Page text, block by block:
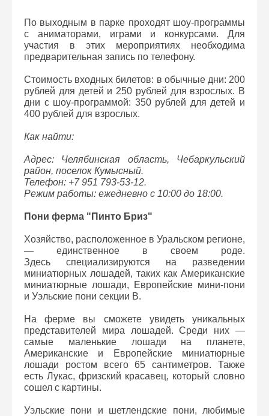
По выходным в парке проходят шоу-программы
с аниматорами, играми и конкурсами. Для
участия в этих мероприятиях необходима
предварительная запись по телефону.
Стоимость входных билетов: в обычные дни: 200
рублей для детей и 250 рублей для взрослых. В
дни с шоу-программой: 350 рублей для детей и
400 рублей для взрослых.
Как найти:
Адрес: Челябинская область, Чебаркульский
район, поселок Кумысный.
Телефон: +7 951 793-53-12.
Режим работы: ежедневно с 10:00 до 18:00.
Пони ферма "Пинто Бриз"
Хозяйство, расположенное в Уральском регионе,
— единственное в своем роде.
Здесь специализируются на разведении
миниатюрных лошадей, таких как Американские
миниатюрные лошади, Европейские мини-пони
и Уэльские пони секции В.
На ферме вы сможете увидеть уникальных
представителей мира лошадей. Среди них —
самые маленькие лошади на планете,
Американские и Европейские миниатюрные
лошади ростом всего 65 сантиметров. Также
есть Лукас, фризский красавец, который словно
сошел с картины.
Уэльские пони и шетлендские пони, любимые